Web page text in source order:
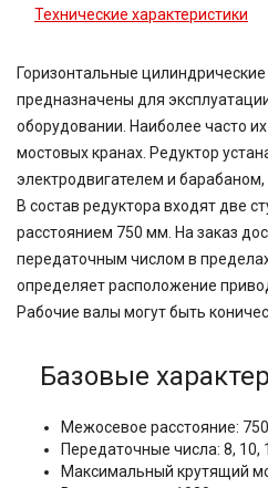
Технические характеристики
Горизонтальные
предназначены для
оборудовании. Наиболее часто
мостовых кранах. Редуктор
электродвигателем и барабаном,
В состав редуктора входят две
расстоянием 750 мм. На заказ
передаточным числом в
определяет расположение
Рабочие валы могут быть
Базовые
Межосевое расстояние:
Передаточные числа: 8, 10,
Максимальный крутящий